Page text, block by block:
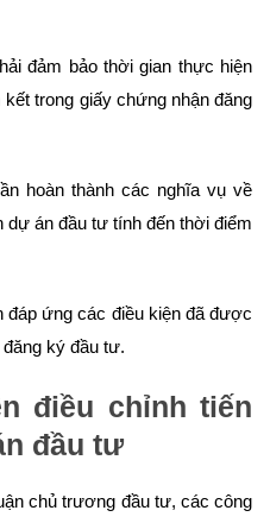
đảm bảo thời gian thực hiện
trong giấy chứng nhận đăng
hoàn thành các nghĩa vụ về
án đầu tư tính đến thời điểm
ứng các điều kiện đã được
ký đầu tư.
điều chỉnh tiến
đầu tư
chủ trương đầu tư, các công